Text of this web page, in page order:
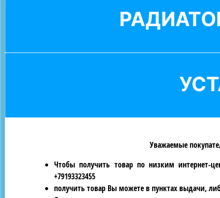
Уважаемые
Чтобы получить товар по низким интернет-
+79193323455
получить товар Вы можете в пунктах выдачи,